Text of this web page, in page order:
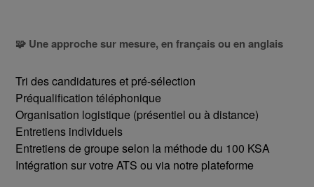
🧩 Une approche sur mesure, en français ou en anglais
Tri des candidatures et pré-sélection
Préqualification téléphonique
Organisation logistique (présentiel ou à distance)
Entretiens individuels
Entretiens de groupe selon la méthode du 100 KSA
Intégration sur votre ATS ou via notre plateforme